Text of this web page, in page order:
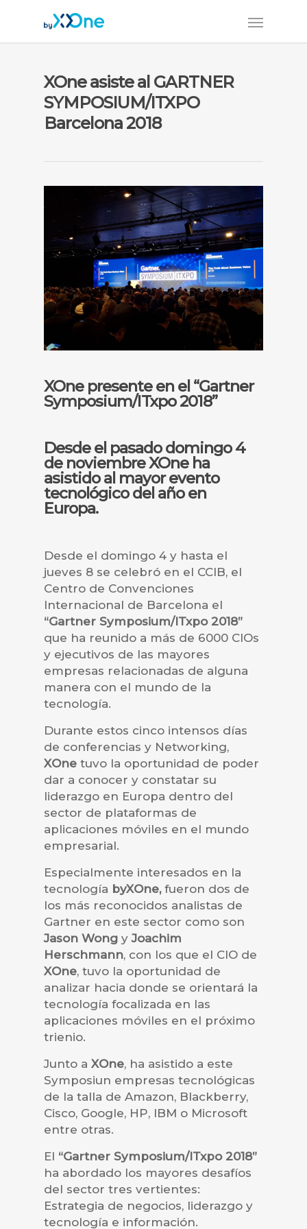
XOne asiste al GARTNER
SYMPOSIUM/ITXPO
Barcelona 2018
XOne presente en el “Gartner
Symposium/ITxpo 2018”
Desde el pasado domingo 4
de noviembreXOneha
asistido al mayor evento
tecnológico del año en
Europa.
Desde el domingo 4 y hasta el
jueves 8 se celebró en el CCIB, el
Centro de Convenciones
Internacional de Barcelona el
“Gartner Symposium/ITxpo 2018”
que ha reunido a más de 6000 CIOs
y ejecutivos de las mayores
empresas relacionadas de alguna
manera con el mundo de la
tecnología.
Durante estos cinco intensos días
de conferencias y Networking,
XOne tuvo la oportunidad de poder
dar a conocer y constatar su
liderazgo en Europa dentro del
sector de plataformas de
aplicaciones móviles en el mundo
empresarial.
Especialmente interesados en la
tecnología byXOne, fueron dos de
los más reconocidos analistas de
Gartner en este sector como son
Jason Wong yJoachim
Herschmann, con los que el CIO de
XOne, tuvo la oportunidad de
analizar hacia donde se orientará la
tecnología focalizada en las
aplicaciones móviles en el próximo
trienio.
Junto a XOne, ha asistido a este
Symposiun empresas tecnológicas
de la talla de Amazon, Blackberry,
Cisco, Google, HP, IBM o Microsoft
entre otras.
El “Gartner Symposium/ITxpo 2018”
ha abordado los mayores desafíos
del sector tres vertientes:
Estrategia de negocios, liderazgo y
tecnología e información.